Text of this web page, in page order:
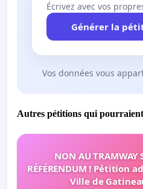
Écrivez avec vos
Générer la
Vos données vous
Autres pétitions qui
NON AU TRAMWAY
RÉFÉRENDUM ! Pétition
Ville de